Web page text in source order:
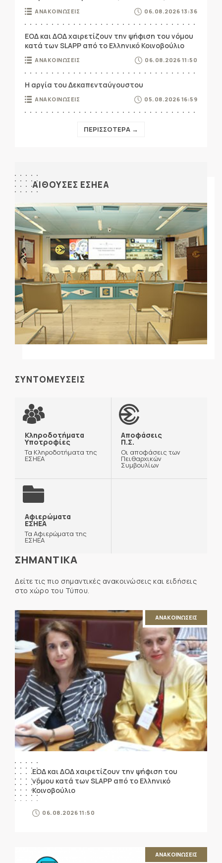
ΑΝΑΚΟΙΝΩΣΕΙΣ 06.08.2026 13:36
ΕΟΔ και ΔΟΔ χαιρετίζουν την ψήφιση του νόμου
κατά των SLAPP από το Ελληνικό Κοινοβούλιο
ΑΝΑΚΟΙΝΩΣΕΙΣ 06.08.2026 11:50
Η αργία του Δεκαπενταύγουστου
ΑΝΑΚΟΙΝΩΣΕΙΣ 05.08.2026 16:59
ΠΕΡΙΣΣΟΤΕΡΑ →
ΑΙΘΟΥΣΕΣ ΕΣΗΕΑ
ΣΥΝΤΟΜΕΥΣΕΙΣ
Κληροδοτήματα
Υποτροφίες
Τα Κληροδοτήματα της
ΕΣΗΕΑ
Αποφάσεις
Π.Σ.
Οι αποφάσεις των
Πειθαρχικών
Συμβουλίων
Αφιερώματα
ΕΣΗΕΑ
Τα Αφιερώματα της
ΕΣΗΕΑ
ΣΗΜΑΝΤΙΚΑ
Δείτε τις πιο σημαντικές ανακοινώσεις και ειδήσεις
στο χώρο του Τύπου.
ΑΝΑΚΟΙΝΩΣΕΙΣ
ΕΟΔ και ΔΟΔ χαιρετίζουν την ψήφιση του
νόμου κατά των SLAPP από το Ελληνικό
Κοινοβούλιο
06.08.2026 11:50
ΑΝΑΚΟΙΝΩΣΕΙΣ